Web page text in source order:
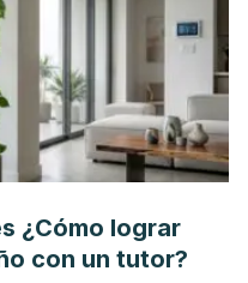
¿Cómo lograr
con un tutor?